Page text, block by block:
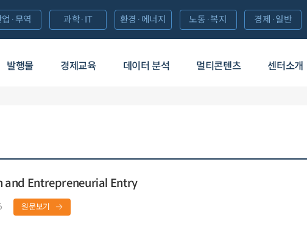
발행물 경제교육 데이터 분석 멀티콘텐츠 센터소개
업·무역 과학·IT 환경·에너지 노동·복지 경제·일반
and Entrepreneurial Entry
원문보기